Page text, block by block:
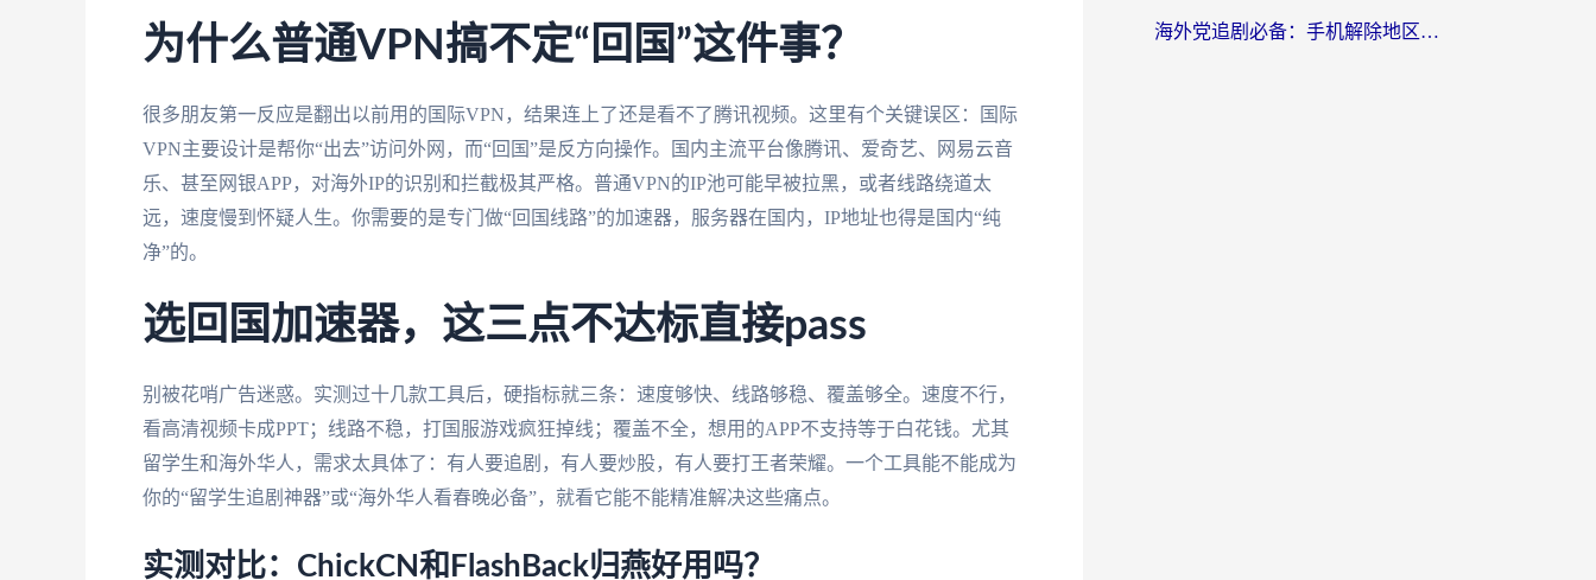
为什么普通VPN搞不定“回国”这件事？
很多朋友第一反应是翻出以前用的国际VPN，结果连上了还是看不了腾讯视频。这里有个关键误区：国际
VPN主要设计是帮你“出去”访问外网，而“回国”是反方向操作。国内主流平台像腾讯、爱奇艺、网易云音
乐、甚至网银APP，对海外IP的识别和拦截极其严格。普通VPN的IP池可能早被拉黑，或者线路绕道太
远，速度慢到怀疑人生。你需要的是专门做“回国线路”的加速器，服务器在国内，IP地址也得是国内“纯
净”的。
选回国加速器，这三点不达标直接pass
别被花哨广告迷惑。实测过十几款工具后，硬指标就三条：速度够快、线路够稳、覆盖够全。速度不行，
看高清视频卡成PPT；线路不稳，打国服游戏疯狂掉线；覆盖不全，想用的APP不支持等于白花钱。尤其
留学生和海外华人，需求太具体了：有人要追剧，有人要炒股，有人要打王者荣耀。一个工具能不能成为
你的“留学生追剧神器”或“海外华人看春晚必备”，就看它能不能精准解决这些痛点。
实测对比：ChickCN和FlashBack归燕好用吗？
海外党追剧必备：手机解除地区限制app怎么选？解决央视视频&国内剧地区限制全指南